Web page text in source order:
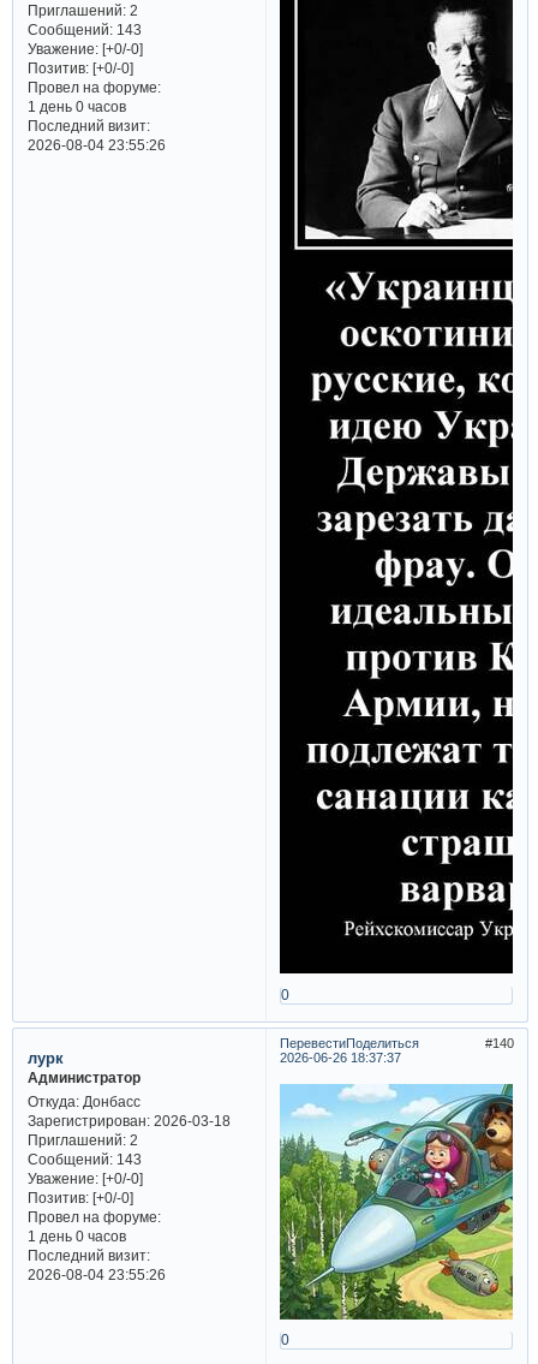
Приглашений:2
Сообщений:143
Уважение: [+0/-0]
Позитив: [+0/-0]
Провел на форуме:
1 день 0 часов
Последний визит:
2026-08-04 23:55:26
0
ПеревестиПоделиться
140
2026-06-26 18:37:37
лурк
Администратор
Откуда:Донбасс
Зарегистрирован: 2026-03-18
Приглашений:2
Сообщений:143
Уважение: [+0/-0]
Позитив: [+0/-0]
Провел на форуме:
1 день 0 часов
Последний визит:
2026-08-04 23:55:26
0